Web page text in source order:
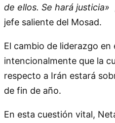
de ellos. Se hará justicia»
jefe saliente del Mosad.
El cambio de liderazgo
intencionalmente que la
respecto a Irán estará
de fin de año.
En esta cuestión vital,